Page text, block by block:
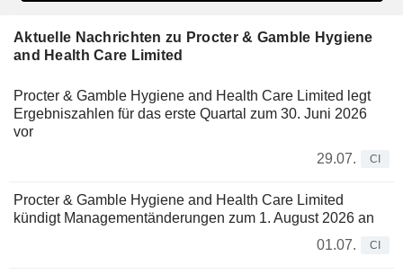
Aktuelle Nachrichten zu Procter & Gamble Hygiene
and Health Care Limited
Procter & Gamble Hygiene and Health Care Limited legt
Ergebniszahlen für das erste Quartal zum 30. Juni 2026
vor
29.07.
CI
Procter & Gamble Hygiene and Health Care Limited
kündigt Managementänderungen zum 1. August 2026 an
01.07.
CI